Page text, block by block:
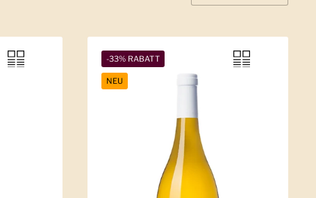
-33% RABATT
NEU